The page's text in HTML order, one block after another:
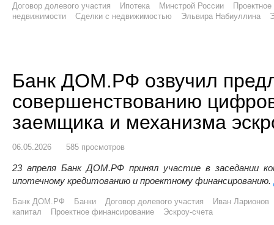
Договор долевого участия Ипотека Минстрой России
недвижимости
Сделки с недвижимостью Эльвира Набиуллина
Банк ДОМ.РФ озвучил
совершенствованию
заемщика и механизма
06.05.2026 585 просмотров
23 апреля Банк ДОМ.РФ принял участие в заседании
ипотечному кредитованию и проектному финансированию.
Банк ДОМ.РФ Банки Договор долевого участия
Иван Ларионов
капитал
Проектное финансирование Эскроу-счета